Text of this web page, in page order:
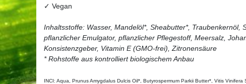
✓ Vegan
Inhaltsstoffe: Wasser, Mandelöl*, Sheabutter*, Traubenkernöl,
pflanzlicher Emulgator, pflanzlicher Pflegestoff, Meersalz,
Konsistenzgeber, Vitamin E (GMO-frei), Zitronensäure
* Rohstoffe aus kontrolliert biologischem Anbau
INCI: Aqua, Prunus Amygdalus Dulcis Oil*, Butyrospermum Parkii Butter*, Vitis